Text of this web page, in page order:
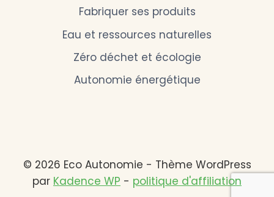
Fabriquer ses produits
Eau et ressources naturelles
Zéro déchet et écologie
Autonomie énergétique
© 2026 Eco Autonomie - Thème WordPress
par Kadence WP - politique d'affiliation